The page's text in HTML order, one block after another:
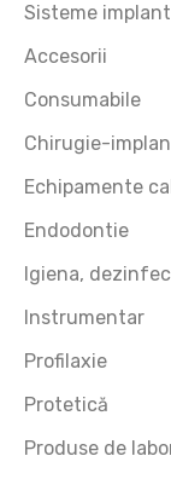
Sisteme
Accesorii
Consumabile
Chirugie-
Echipamente
Endodontie
Igiena,
Instrumentar
Profilaxie
Protetică
Produse de